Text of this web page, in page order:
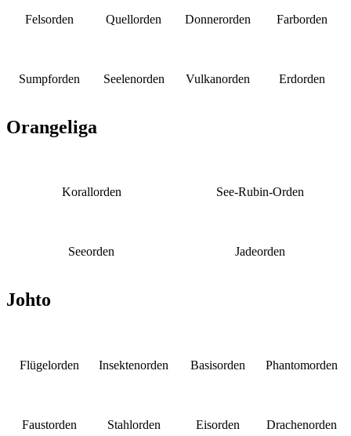
Felsorden Quellorden Donnerorden Farborden
Sumpforden Seelenorden Vulkanorden Erdorden
Orangeliga
Korallorden See-Rubin-Orden
Seeorden Jadeorden
Johto
Flügelorden Insektenorden Basisorden Phantomorden
Faustorden Stahlorden Eisorden Drachenorden